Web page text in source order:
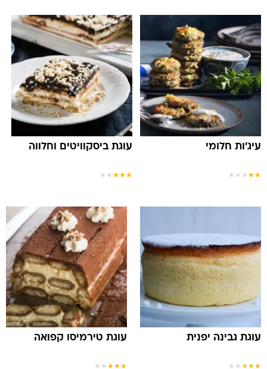
עיג'ות חלומי
★
★
★
★
★
עוגת ביסקוויטים וחלווה
★
★
★
★
★
עוגת גבינה יפנית
★
★
★
★
★
עוגת טירמיסו קפואה
★
★
★
★
★